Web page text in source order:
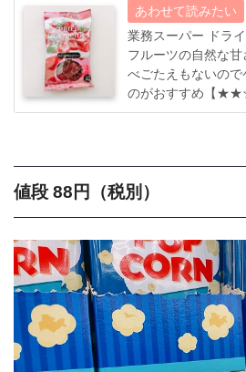
業務スーパー ドラ
フルーツの自然な
べごたえもないの
のがおすすめ【
値段 88円（税別）